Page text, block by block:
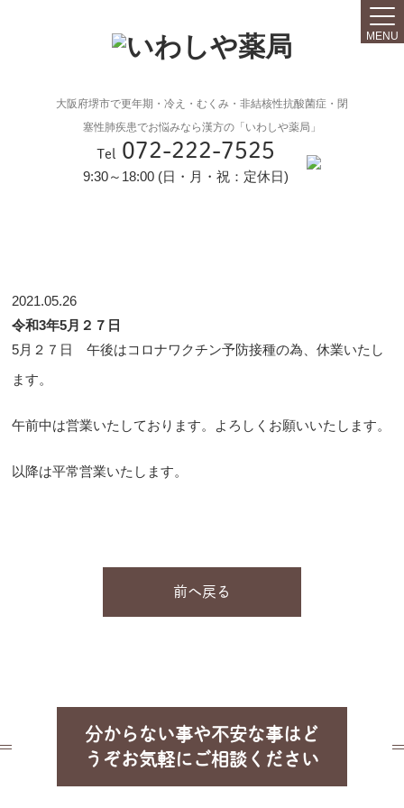
大阪府堺市で更年期・冷え・むくみ・非結核性抗酸菌症・閉
塞性肺疾患でお悩みなら漢方の「いわしや薬局」
Tel 072-222-7525
9:30～18:00 (日・月・祝：定休日)
MENU
2021.05.26
令和3年5月２７日
5月２７日 午後はコロナワクチン予防接種の為、休業いたし
ます。
午前中は営業いたしております。よろしくお願いいたします。
以降は平常営業いたします。
前へ戻る
分からない事や不安な事はど
うぞお気軽にご相談ください